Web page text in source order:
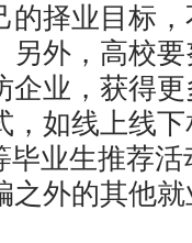
的择业目标
另外，高校
企业，获得
，如线上线
毕业生推荐
之外的其他